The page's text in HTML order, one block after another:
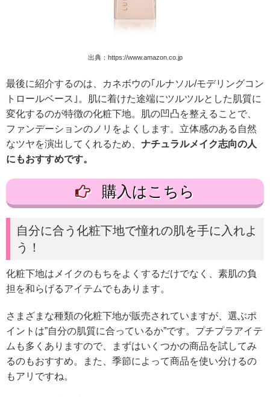
出典：https://www.amazon.co.jp
最後に紹介するのは、カネボウの｢ルナソル/モデリングコン
トロールベース｣。肌に着けた途端にツルツルとした肌質に
変化するのが特徴の化粧下地。肌の凹凸を整えることで、
ファンデーションのノリをよくします。立体感のある自然
なツヤを演出してくれるため、 ナチュラルメイク志向の人
にもおすすめです。
購入はこちら
自分に合う化粧下地で憧れの肌を手に入れよ
う！
化粧下地はメイクのもちをよくするだけでなく、素肌の負
担を和らげるアイテムでもあります。
さまざまな種類の化粧下地が販売されていますが、選ぶポ
イントは”自分の肌質に合っているか”です。 プチプラアイテ
ムも多くありますので、まずはいくつかの商品を試してみ
るのもおすすめ。
また、季節によって商品を使い分けるの
もアリですね。